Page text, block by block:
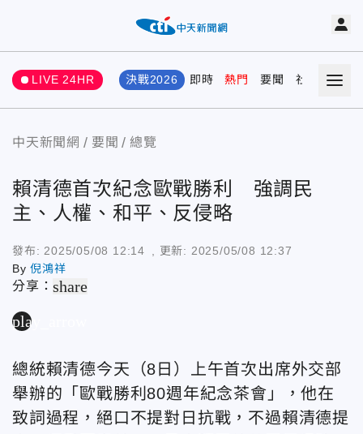
LIVE 24HR 決戰2026 即時 熱門 要聞 社會 娛樂
中天新聞網 要聞 總覽
賴清德首次紀念歐戰勝利 強調民
主、人權、和平、反侵略
發布: 2025/05/08 12:14 , 更新: 2025/05/08 12:37
By倪鴻祥
分享：share
play_arrow
總統賴清德今天（8日）上午首次出席外交部
舉辦的「歐戰勝利80週年紀念茶會」，他在
致詞過程，絕口不提對日抗戰，不過賴清德提